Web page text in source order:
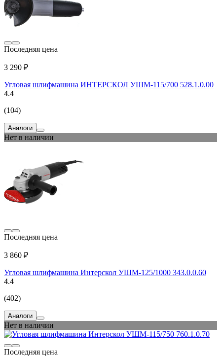
Последняя цена
3 290 ₽
Угловая шлифмашина ИНТЕРСКОЛ УШМ-115/700 528.1.0.00
4.4
(104)
Аналоги
Нет в наличии
Последняя цена
3 860 ₽
Угловая шлифмашина Интерскол УШМ-125/1000 343.0.0.60
4.4
(402)
Аналоги
Нет в наличии
Последняя цена